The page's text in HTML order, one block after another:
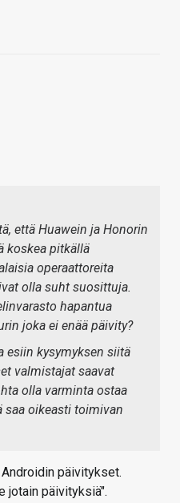
että Huawein ja Honorin
koskea pitkällä
operaattoreita
olla suht suosittuja.
hapantua
joka ei enää päivity?
esiin kysymyksen siitä
valmistajat saavat
olla varminta ostaa
saa oikeasti toimivan
päivitykset.
jotain päivityksiä".